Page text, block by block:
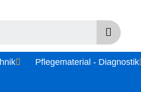
Pflegematerial - Diagnostik